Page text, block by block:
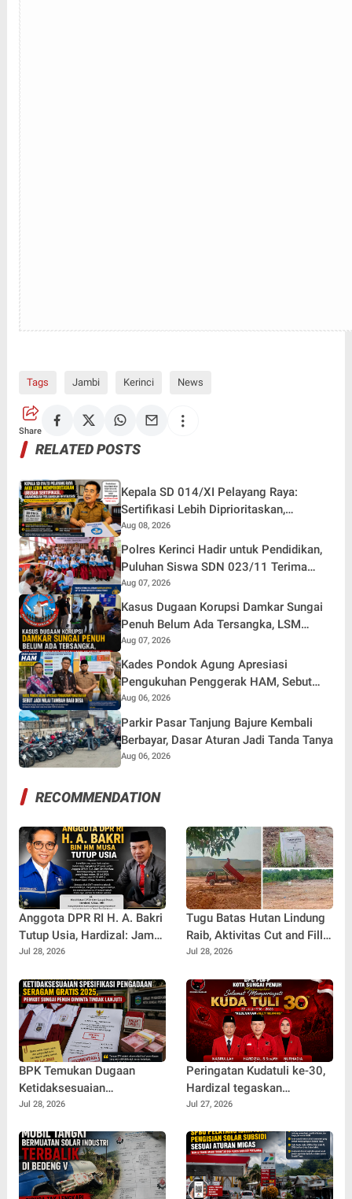
Tags Jambi Kerinci News
Share
RELATED POSTS
Kepala SD 014/XI Pelayang Raya:
Sertifikasi Lebih Diprioritaskan,
Revitalisasi Sekolah Belakangan
Aug 08, 2026
Polres Kerinci Hadir untuk Pendidikan,
Puluhan Siswa SDN 023/11 Terima
Bantuan Sepatu
Aug 07, 2026
Kasus Dugaan Korupsi Damkar Sungai
Penuh Belum Ada Tersangka, LSM
Petisi Sakti Siap Kembali Aksi Di Kejati
Jambi
Aug 07, 2026
Kades Pondok Agung Apresiasi
Pengukuhan Penggerak HAM, Sebut
Jadi Nilai Tambah bagi Desa
Aug 06, 2026
Parkir Pasar Tanjung Bajure Kembali
Berbayar, Dasar Aturan Jadi Tanda Tanya
Aug 06, 2026
RECOMMENDATION
Anggota DPR RI H. A. Bakri
Tutup Usia, Hardizal: Jambi
Kehilangan Salah Satu
Jul 28, 2026
Tugu Batas Hutan Lindung
Raib, Aktivitas Cut and Fill
di Sei Pelunggut Diduga
Lengkap
Jul 28, 2026
BPK Temukan Dugaan
Ketidaksesuaian
Spesifikasi Pengadaan
Pemkot Sungai Penuh
Diminta Tindak Lanjuti
Jul 28, 2026
Peringatan Kudatuli ke-30,
Hardizal tegaskan
Semangat Perjuangan
Padam
Jul 27, 2026